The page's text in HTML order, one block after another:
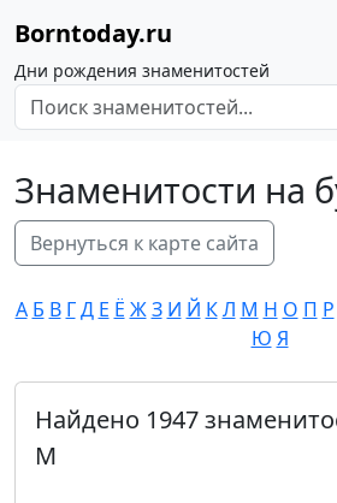
Borntoday.ru
Дни рождения знаменитостей
Знаменитости на
Вернуться к карте сайта
А Б В Г Д Е Ё Ж З И Й К Л М Н О П Р
Ю Я
Найдено 1947
М